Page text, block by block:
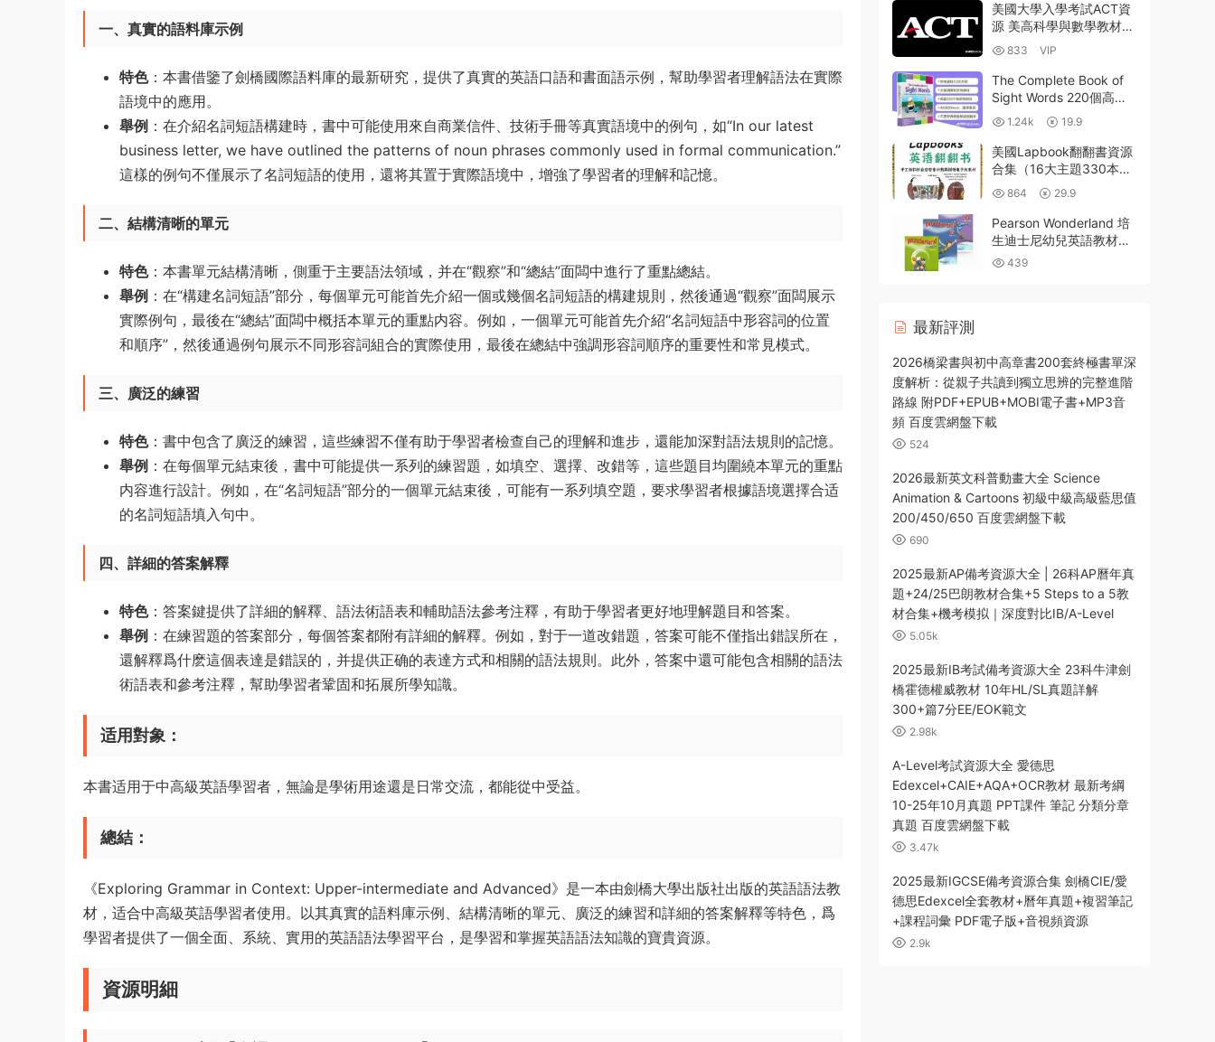
一、真實的語料庫示例
特色：本書借鑒了劍橋國際語料庫的最新研究，提供了真實的英語口語和書面語示例，幫助學習者理解語法在實際
語境中的應用。
舉例 ：在介紹名詞短語構建時，書中可能使用來自商業信件、技術手冊等真實語境中的例句，如“In our latest
business letter, we have outlined the patterns of noun phrases commonly used in formal communication.”
這樣的例句不僅展示了名詞短語的使用，還将其置于實際語境中，增強了學習者的理解和記憶。
二、結構清晰的單元
特色：本書單元結構清晰，側重于主要語法領域，并在“觀察”和“總結”面闆中進行了重點總結。
舉例 ：在“構建名詞短語”部分，每個單元可能首先介紹一個或幾個名詞短語的構建規則，然後通過“觀察”面闆展示
實際例句，最後在“總結”面闆中概括本單元的重點内容。例如，一個單元可能首先介紹“名詞短語中形容詞的位置
和順序”，然後通過例句展示不同形容詞組合的實際使用，最後在總結中強調形容詞順序的重要性和常見模式。
三、廣泛的練習
特色：書中包含了廣泛的練習，這些練習不僅有助于學習者檢查自己的理解和進步，還能加深對語法規則的記憶。
舉例 ：在每個單元結束後，書中可能提供一系列的練習題，如填空、選擇、改錯等，這些題目均圍繞本單元的重點
内容進行設計。例如，在“名詞短語”部分的一個單元結束後，可能有一系列填空題，要求學習者根據語境選擇合适
的名詞短語填入句中。
四、詳細的答案解釋
特色：答案鍵提供了詳細的解釋、語法術語表和輔助語法參考注釋，有助于學習者更好地理解題目和答案。
舉例 ：在練習題的答案部分，每個答案都附有詳細的解釋。例如，對于一道改錯題，答案可能不僅指出錯誤所在，
還解釋爲什麽這個表達是錯誤的，并提供正确的表達方式和相關的語法規則。此外，答案中還可能包含相關的語法
術語表和參考注釋，幫助學習者鞏固和拓展所學知識。
适用對象 ：
本書适用于中高級英語學習者，無論是學術用途還是日常交流，都能從中受益。
總結 ：
《Exploring Grammar in Context: Upper-intermediate and Advanced》是一本由劍橋大學出版社出版的英語語法教
材，适合中高級英語學習者使用。以其真實的語料庫示例、結構清晰的單元、廣泛的練習和詳細的答案解釋等特色，爲
學習者提供了一個全面、系統、實用的英語語法學習平台，是學習和掌握英語語法知識的寶貴資源。
資源明細
美國大學入學考試ACT資
源 美高科學與數學教材
+資料+1996-2023真題
PDF+DOCX+PPT 百度網
盤
833 VIP
The Complete Book of
Sight Words 220個高頻
詞練習冊 高清PDF 百度
網盤下載
1.24k 19.9
美國Lapbook翻翻書資源
合集（16大主題330本）
手工制作幼兒英語啓蒙折
疊書 DIY英語教具模版素
材PDF電子版下載
864 29.9
Pearson Wonderland 培
生迪士尼幼兒英語教材全
三級PDF電子版學生書教
439
最新評測
2026橋梁書與初中高章書200套終極書單深
度解析：從親子共讀到獨立思辨的完整進階
路線 附PDF+EPUB+MOBI電子書+MP3音
頻 百度雲網盤下載
524
2026最新英文科普動畫大全 Science
Animation & Cartoons 初級中級高級藍思值
200/450/650 百度雲網盤下載
690
2025最新AP備考資源大全 | 26科AP曆年真
題+24/25巴朗教材合集+5 Steps to a 5教
材合集+機考模拟｜深度對比IB/A-Level
5.05k
2025最新IB考試備考資源大全 23科牛津劍
橋霍德權威教材 10年HL/SL真題詳解
300+篇7分EE/EOK範文
2.98k
A-Level考試資源大全 愛德思
Edexcel+CAIE+AQA+OCR教材 最新考綱
10-25年10月真題 PPT課件 筆記 分類分章
真題 百度雲網盤下載
3.47k
2025最新IGCSE備考資源合集 劍橋CIE/愛
德思Edexcel全套教材+曆年真題+複習筆記
+課程詞彙 PDF電子版+音視頻資源
2.9k